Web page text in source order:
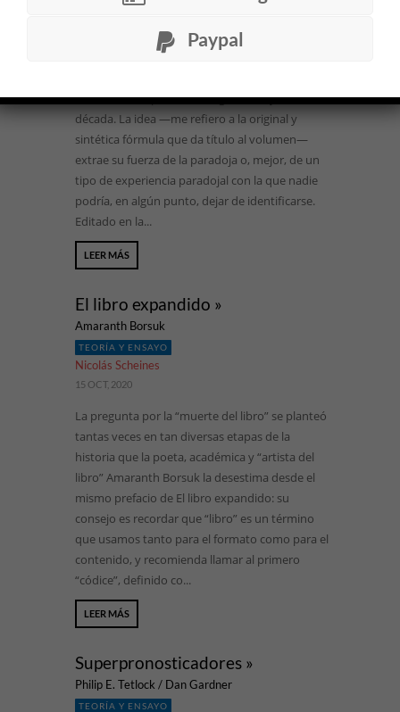
María Stegmayer
Una idea poderosa recorre las páginas que
lectora sutil— publicó en inglés hace ya casi una
década. La idea —me refiero a la original y
sintética fórmula que da título al volumen—
extrae su fuerza de la paradoja o, mejor, de un
tipo de experiencia paradojal con la que nadie
podría, en algún punto, dejar de identificarse.
Editado en la...
LEER MÁS
El libro expandido »
Amaranth Borsuk
TEORÍA Y ENSAYO
Nicolás Scheines
15 OCT, 2020
La pregunta por la “muerte del libro” se planteó
tantas veces en tan diversas etapas de la
historia que la poeta, académica y “artista del
libro” Amaranth Borsuk la desestima desde el
mismo prefacio de El libro expandido: su
consejo es recordar que “libro” es un término
que usamos tanto para el formato como para el
contenido, y recomienda llamar al primero
“códice”, definido co...
LEER MÁS
Superpronosticadores »
Philip E. Tetlock / Dan Gardner
TEORÍA Y ENSAYO
Paypal